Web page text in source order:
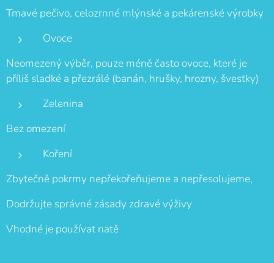
Tmavé pečivo, celozrnné mlýnské a pekárenské výrobky
Ovoce
Neomezený výběr, pouze méně často ovoce, které je
příliš sladké a přezrálé (banán, hrušky, hrozny, švestky)
Zelenina
Bez omezení
Koření
Zbytečně pokrmy nepřekořeňujeme a nepřesolujeme,
Dodržujte správné zásady zdravé výživy
Vhodné je používat natě